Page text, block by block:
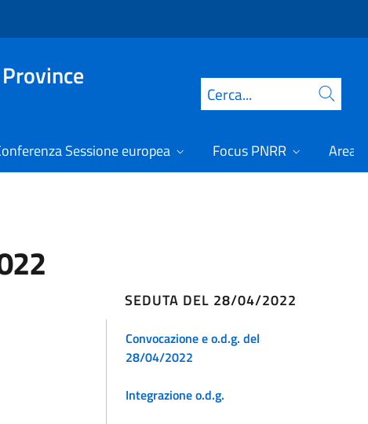
Cerca
Sessione europea Focus PNRR Area
SEDUTA DEL 28/04/2022
Convocazione e o.d.g. del
28/04/2022
Integrazione o.d.g.